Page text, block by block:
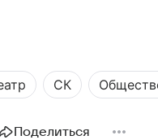
СК
Поделиться